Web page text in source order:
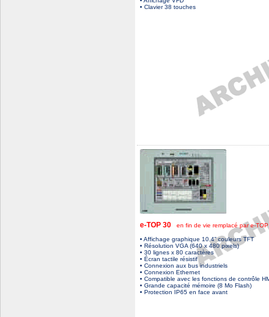
• Clavier 38 touches
e-TOP 30 en fin de vie remplacé par e-
• Affichage graphique 10.4” couleurs TFT
• Résolution VGA (640 x 480 pixels)
• 30 lignes x 80 caractères
• Écran tactile résistif
• Connexion aux bus industriels
• Connexion Ethernet
• Compatible avec les fonctions de contrôle
• Grande capacité mémoire (8 Mo Flash)
• Protection IP65 en face avant